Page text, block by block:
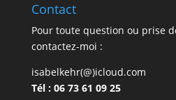
Contact
Pour toute question ou prise
contactez-moi :
isabelkehr(@)icloud.com
Tél : 06 73 61 09 25